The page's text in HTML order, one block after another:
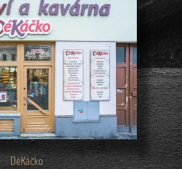
DéKáčko